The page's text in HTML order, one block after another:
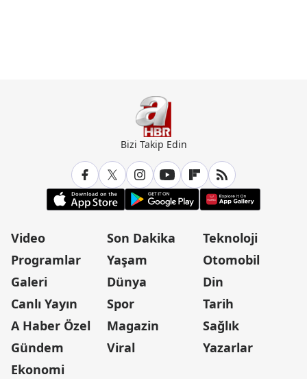
Bizi Takip Edin
Video
Programlar
Galeri
Canlı Yayın
A Haber Özel
Gündem
Ekonomi
Son Dakika
Yaşam
Dünya
Spor
Magazin
Viral
Teknoloji
Otomobil
Din
Tarih
Sağlık
Yazarlar